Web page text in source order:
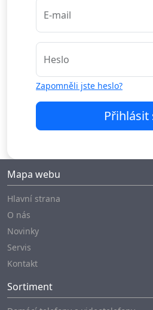
E-mail
Heslo
Zapomněli jste heslo?
Přihlásit
Mapa webu
Hlavní strana
O nás
Novinky
Servis
Kontakt
Sortiment